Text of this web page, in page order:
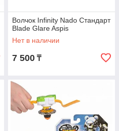
Волчок Infinity Nado Стандарт
Blade Glare Aspis
Нет в наличии
7 500 ₸